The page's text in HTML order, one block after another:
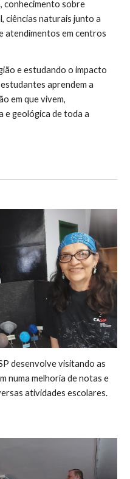
conhecimento sobre
ciências naturais junto a
atendimentos em centros
e estudando o impacto
aprendem a
em que vivem,
e geológica de toda a
desenvolve visitando as
numa melhoria de notas e
atividades escolares.